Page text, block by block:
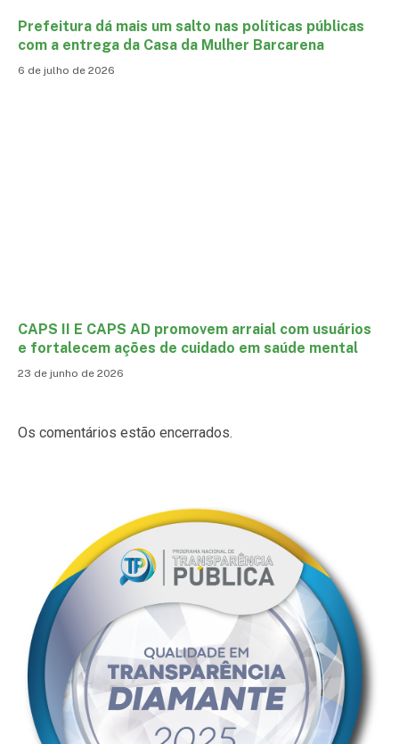
Prefeitura dá mais um salto nas políticas públicas
com a entrega da Casa da Mulher Barcarena
6 de julho de 2026
CAPS II E CAPS AD promovem arraial com usuários
e fortalecem ações de cuidado em saúde mental
23 de junho de 2026
Os comentários estão encerrados.